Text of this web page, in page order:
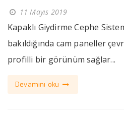
11 Mayıs 2019
Kapaklı Giydirme Cephe
bakıldığında cam paneller
profilli bir görünüm sağlar...
Devamını oku